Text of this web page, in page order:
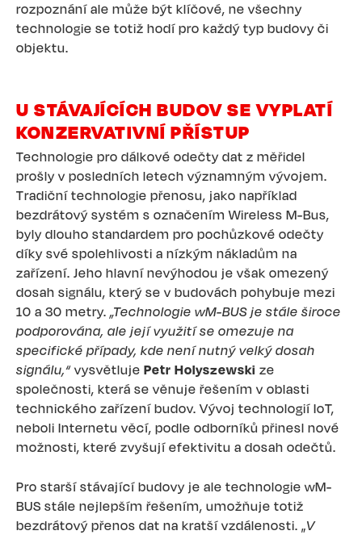
rozpoznání ale může být klíčové, ne všechny
technologie se totiž hodí pro každý typ budovy či
objektu.
U STÁVAJÍCÍCH BUDOV SE VYPLATÍ
KONZERVATIVNÍ PŘÍSTUP
Technologie pro dálkové odečty dat z měřidel
prošly v posledních letech významným vývojem.
Tradiční technologie přenosu, jako například
bezdrátový systém s označením Wireless M-Bus,
byly dlouho standardem pro pochůzkové odečty
díky své spolehlivosti a nízkým nákladům na
zařízení. Jeho hlavní nevýhodou je však omezený
dosah signálu, který se v budovách pohybuje mezi
10 a 30 metry. „Technologie wM-BUS je stále široce
podporována, ale její využití se omezuje na
specifické případy, kde není nutný velký dosah
signálu,“ vysvětluje Petr Holyszewski ze
společnosti, která se věnuje řešením v oblasti
technického zařízení budov. Vývoj technologií IoT,
neboli Internetu věcí, podle odborníků přinesl nové
možnosti, které zvyšují efektivitu a dosah odečtů.
Pro starší stávající budovy je ale technologie wM-
BUS stále nejlepším řešením, umožňuje totiž
bezdrátový přenos dat na kratší vzdálenosti. „V